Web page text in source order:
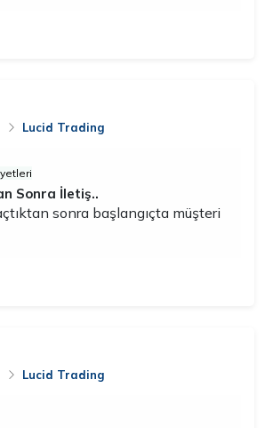
Lucid Trading
Sonra İletiş..
sonra başlangıçta müşteri
Lucid Trading